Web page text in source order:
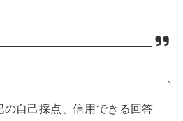
自己採点、信用できる回答